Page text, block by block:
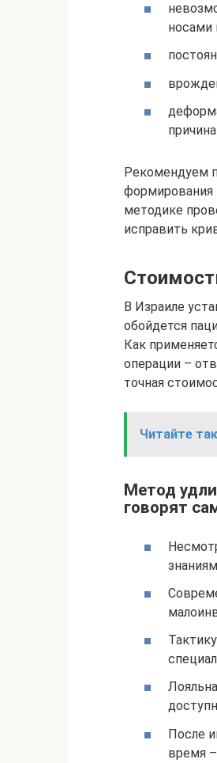
носами
Рекомендуем
формирования
методике
исправить
В Израиле
обойдется
Как
операции –
точная
Читайте
Метод
говорят
После
время